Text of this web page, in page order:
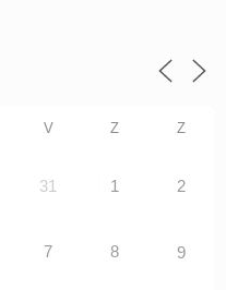
V Z Z
31 1 2
7 8 9